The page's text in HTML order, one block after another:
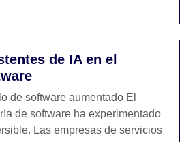
de IA en el
de software aumentado El
de software ha experimentado
Las empresas de servicios